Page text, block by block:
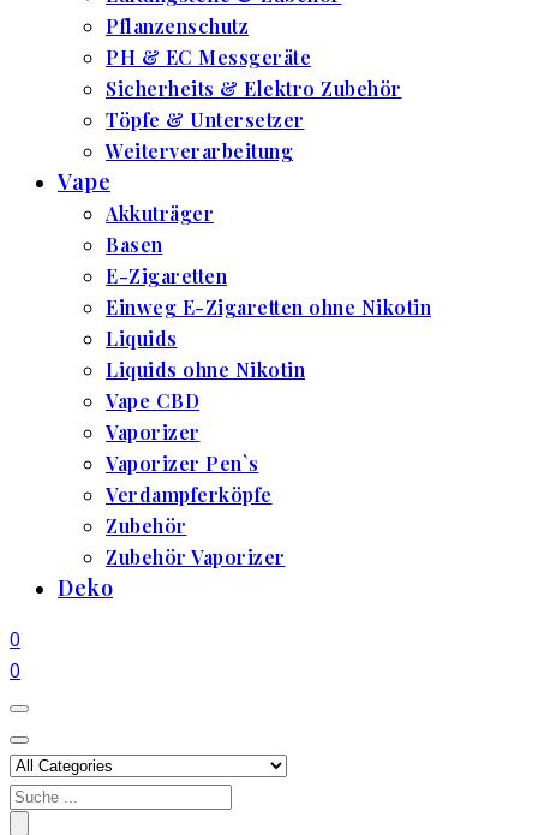
Pflanzenschutz
PH & EC Messgeräte
Sicherheits & Elektro Zubehör
Töpfe & Untersetzer
Weiterverarbeitung
Vape
Akkuträger
Basen
E-Zigaretten
Einweg E-Zigaretten ohne Nikotin
Liquids
Liquids ohne Nikotin
Vape CBD
Vaporizer
Vaporizer Pen`s
Verdampferköpfe
Zubehör
Zubehör Vaporizer
Deko
0
0
Search